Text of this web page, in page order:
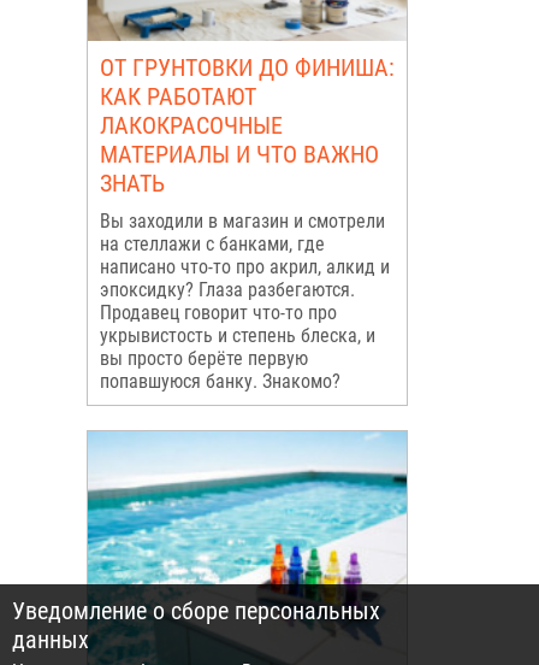
ОТ ГРУНТОВКИ ДО ФИНИША:
КАК РАБОТАЮТ
ЛАКОКРАСОЧНЫЕ
МАТЕРИАЛЫ И ЧТО ВАЖНО
ЗНАТЬ
Вы заходили в магазин и смотрели
на стеллажи с банками, где
написано что-то про акрил, алкид и
эпоксидку? Глаза разбегаются.
Продавец говорит что-то про
укрывистость и степень блеска, и
вы просто берёте первую
попавшуюся банку. Знакомо?
Уведомление о сборе персональных
данных